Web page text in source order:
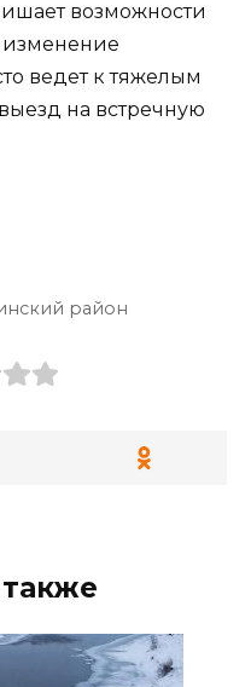
возможности
изменение
ведет к тяжелым
на встречную
район